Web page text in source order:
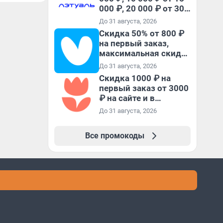
000 ₽, 20 000 ₽ от 30
000 ₽ и 35 000 ₽ от 50
000 ₽ на первый и все
повторные заказы по
промокоду НАБЕРИ
До 31 августа, 2026
Скидка 50% от 800 ₽
на первый заказ,
максимальная скидка
600 ₽
До 31 августа, 2026
Скидка 1000 ₽ на
первый заказ от 3000
₽ на сайте и в
приложении
До 31 августа, 2026
Все промокоды